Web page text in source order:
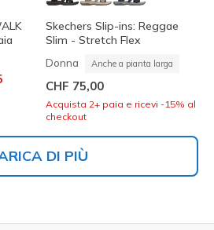
Skechers Slip-ins: Reggae
Slim - Stretch Flex
Donna Anche a pianta larga
CHF 75,00
Acquista 2+ paia e ricevi -15% al
checkout
DI PIÙ